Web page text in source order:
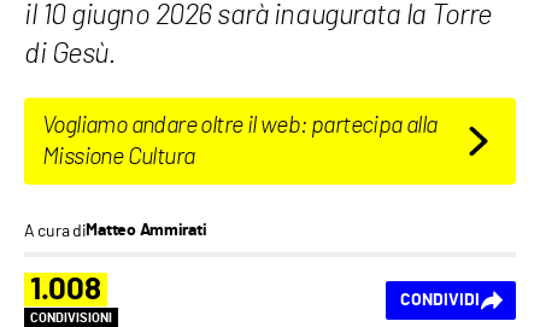
il 10 giugno 2026 sarà inaugurata la Torre
di Gesù.
Vogliamo andare oltre il web: partecipa alla
Missione Cultura
A cura diMatteo Ammirati
1.008
CONDIVISIONI
CONDIVIDI